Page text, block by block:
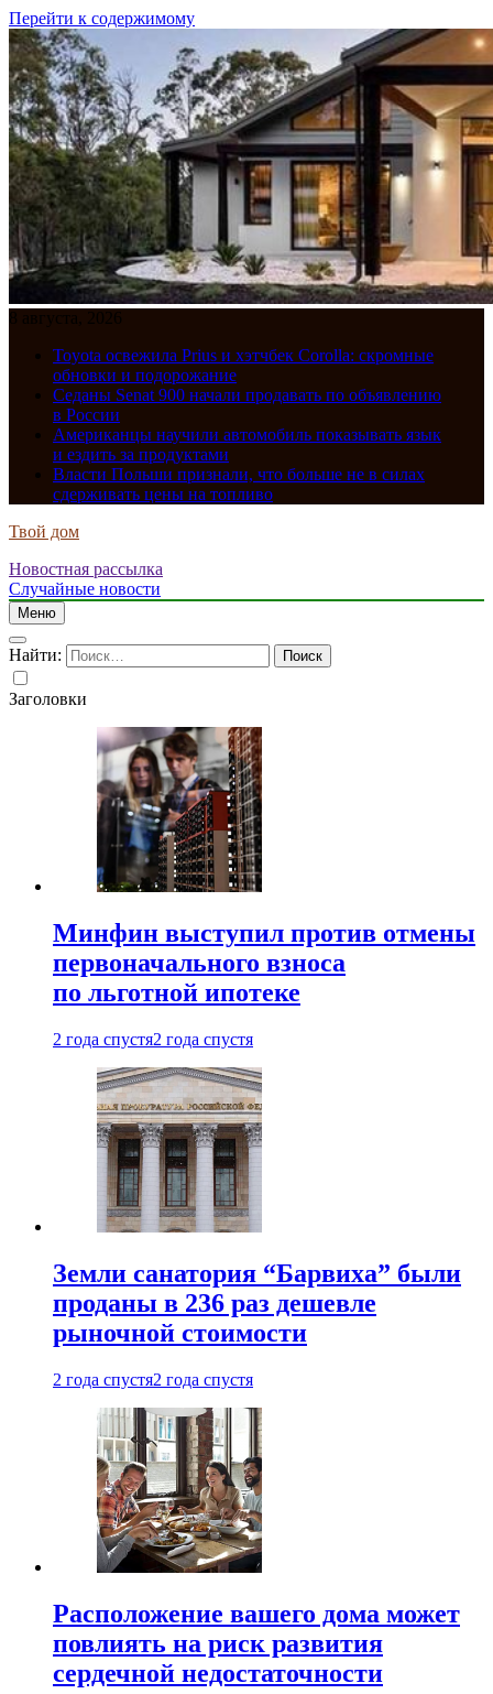
Перейти к содержимому
8 августа, 2026
Toyota освежила Prius и хэтчбек Corolla: скромные
обновки и подорожание
Седаны Senat 900 начали продавать по объявлению
в России
Американцы научили автомобиль показывать язык
и ездить за продуктами
Власти Польши признали, что больше не в силах
сдерживать цены на топливо
Твой дом
Новостная рассылка
Случайные новости
Меню
Найти:
Заголовки
Минфин выступил против отмены
первоначального взноса
по льготной ипотеке
2 года спустя2 года спустя
Земли санатория “Барвиха” были
проданы в 236 раз дешевле
рыночной стоимости
2 года спустя2 года спустя
Расположение вашего дома может
повлиять на риск развития
сердечной недостаточности